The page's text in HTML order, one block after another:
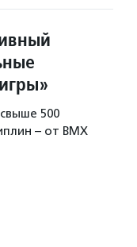
500
– от BMX